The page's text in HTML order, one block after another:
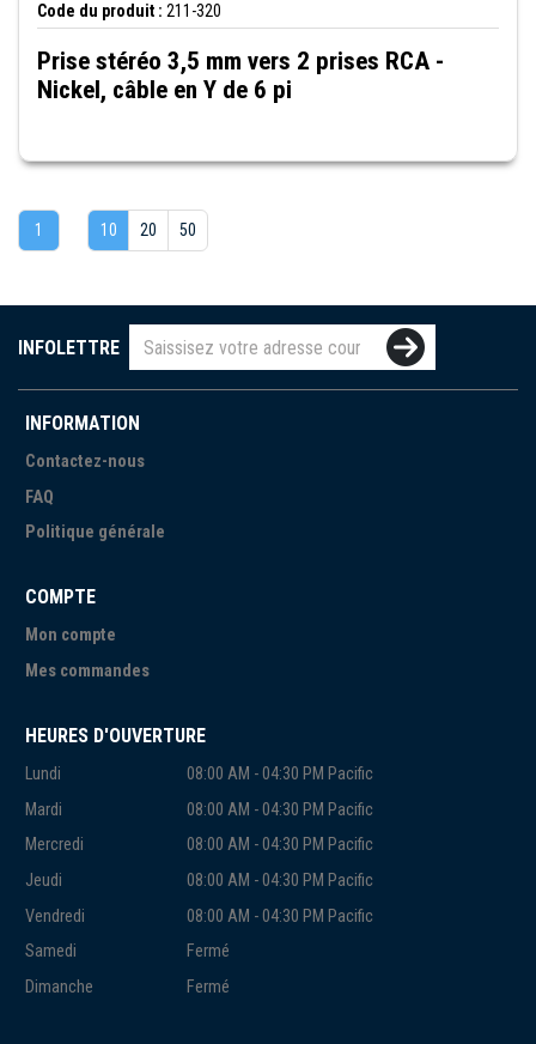
Code du produit : 211-320
Prise stéréo 3,5 mm vers 2 prises RCA -
Nickel, câble en Y de 6 pi
1 10 20 50
INFOLETTRE
INFORMATION
Contactez-nous
FAQ
Politique générale
COMPTE
Mon compte
Mes commandes
HEURES D'OUVERTURE
Lundi
08:00 AM - 04:30 PM Pacific
Mardi
08:00 AM - 04:30 PM Pacific
Mercredi
08:00 AM - 04:30 PM Pacific
Jeudi
08:00 AM - 04:30 PM Pacific
Vendredi
08:00 AM - 04:30 PM Pacific
Samedi
Fermé
Dimanche
Fermé